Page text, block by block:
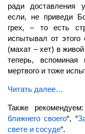
ради доставления
если, не приведи
грех, – то есть
испытывал от этого
(махат – хет) в
теперь,
мертвого и тоже
Читать далее…
Также
ближнего своего“, “
свете и сосуде“.